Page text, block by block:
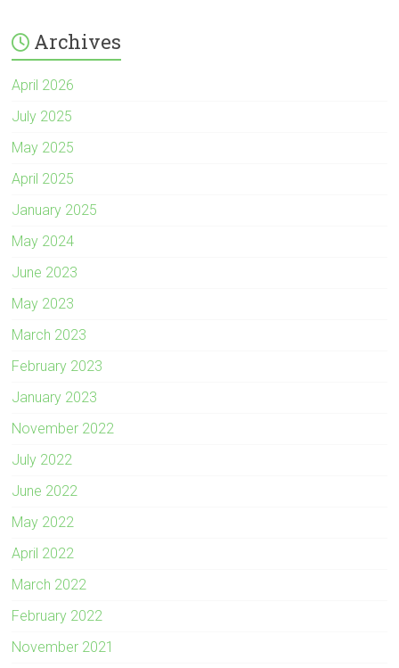
Archives
April 2026
July 2025
May 2025
April 2025
January 2025
May 2024
June 2023
May 2023
March 2023
February 2023
January 2023
November 2022
July 2022
June 2022
May 2022
April 2022
March 2022
February 2022
November 2021